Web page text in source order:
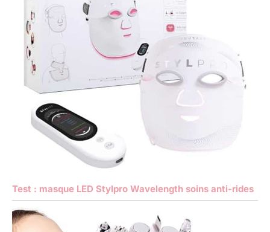
Test : masque LED Stylpro Wavelength soins anti-rides